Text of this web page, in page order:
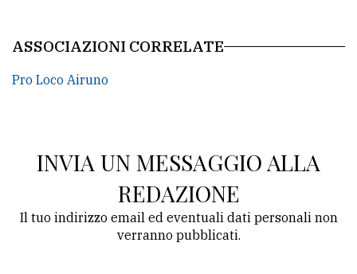
ASSOCIAZIONI CORRELATE
Pro Loco Airuno
INVIA UN MESSAGGIO ALLA
REDAZIONE
Il tuo indirizzo email ed eventuali dati personali non
verranno pubblicati.